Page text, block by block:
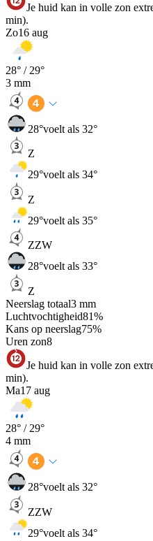
Je huid kan in volle zon
min).
Zo16 aug
28° / 29°
3 mm
28°voelt als 32°
Z
29°voelt als 34°
Z
29°voelt als 35°
ZZW
28°voelt als 33°
Z
Neerslag totaal3 mm
Luchtvochtigheid81%
Kans op neerslag75%
Uren zon8
Je huid kan in volle zon
min).
Ma17 aug
28° / 29°
4 mm
28°voelt als 32°
ZZW
29°voelt als 34°